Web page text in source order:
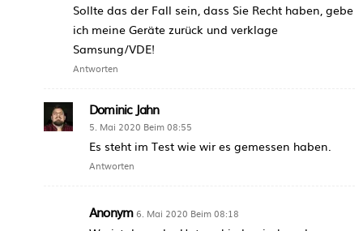
Sollte das der Fall sein, dass Sie Recht haben, gebe
ich meine Geräte zurück und verklage
Samsung/VDE!
Antworten
Dominic Jahn
5. Mai 2020 Beim 08:55
Es steht im Test wie wir es gemessen haben.
Antworten
Anonym 6. Mai 2020 Beim 08:18